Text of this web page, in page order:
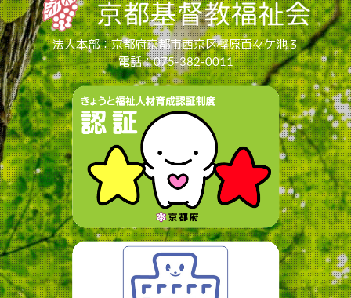
法人本部：京都府京都市西京区樫原百々ケ池３
電話：075-382-0011